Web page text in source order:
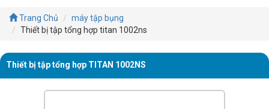
Trang Chủ
máy tập bụng
Thiết bị tập tổng hợp titan 1002ns
Thiết bị tập tổng hợp TITAN 1002NS